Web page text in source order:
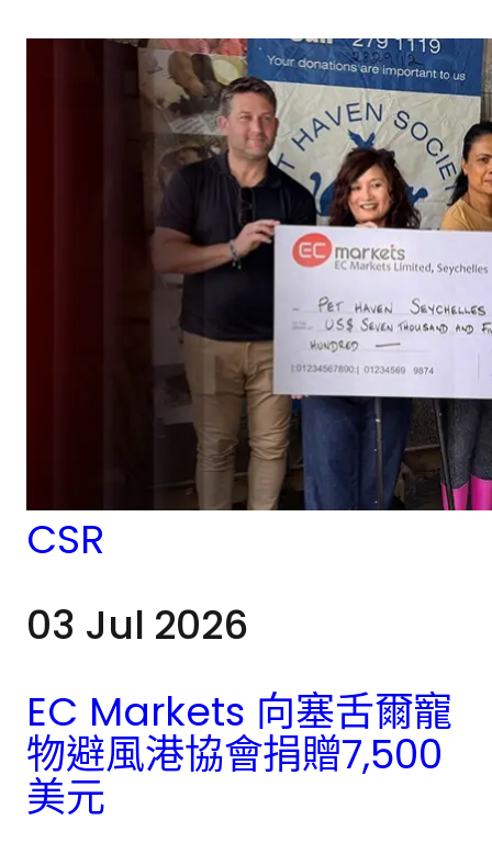
CSR
03 Jul 2026
EC Markets 向塞舌爾寵
物避風港協會捐贈7,500
美元